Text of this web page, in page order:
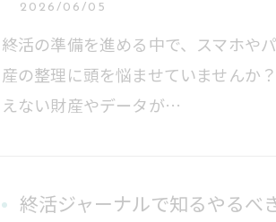
2026/06/05
終活の準備を進める中で、スマホや
産の整理に頭を悩ませていませんか
えない財産やデータが…
終活ジャーナルで知るやるべ